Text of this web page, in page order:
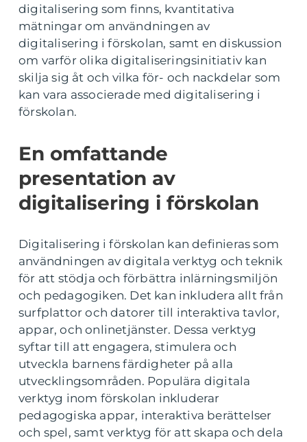
digitalisering som finns, kvantitativa
mätningar om användningen av
digitalisering i förskolan, samt en diskussion
om varför olika digitaliseringsinitiativ kan
skilja sig åt och vilka för- och nackdelar som
kan vara associerade med digitalisering i
förskolan.
En omfattande
presentation av
digitalisering i förskolan
Digitalisering i förskolan kan definieras som
användningen av digitala verktyg och teknik
för att stödja och förbättra inlärningsmiljön
och pedagogiken. Det kan inkludera allt från
surfplattor och datorer till interaktiva tavlor,
appar, och onlinetjänster. Dessa verktyg
syftar till att engagera, stimulera och
utveckla barnens färdigheter på alla
utvecklingsområden. Populära digitala
verktyg inom förskolan inkluderar
pedagogiska appar, interaktiva berättelser
och spel, samt verktyg för att skapa och dela